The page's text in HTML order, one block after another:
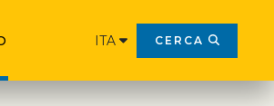
ITA CERCA